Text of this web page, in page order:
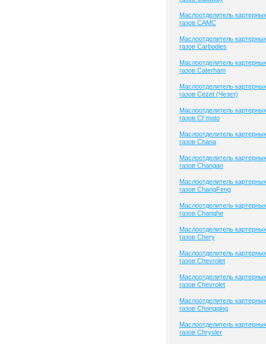
Маслоотделитель
газов CAMC
Маслоотделитель
газов Carbodies
Маслоотделитель
газов Caterham
Маслоотделитель
газов Cezet (Чезет)
Маслоотделитель
газов Cf moto
Маслоотделитель
газов Chana
Маслоотделитель
газов Changan
Маслоотделитель
газов ChangFeng
Маслоотделитель
газов Changhe
Маслоотделитель
газов Chery
Маслоотделитель
газов Chevrolet
Маслоотделитель
газов Chevrolet
Маслоотделитель
газов Chongqing
Маслоотделитель
газов Chrysler